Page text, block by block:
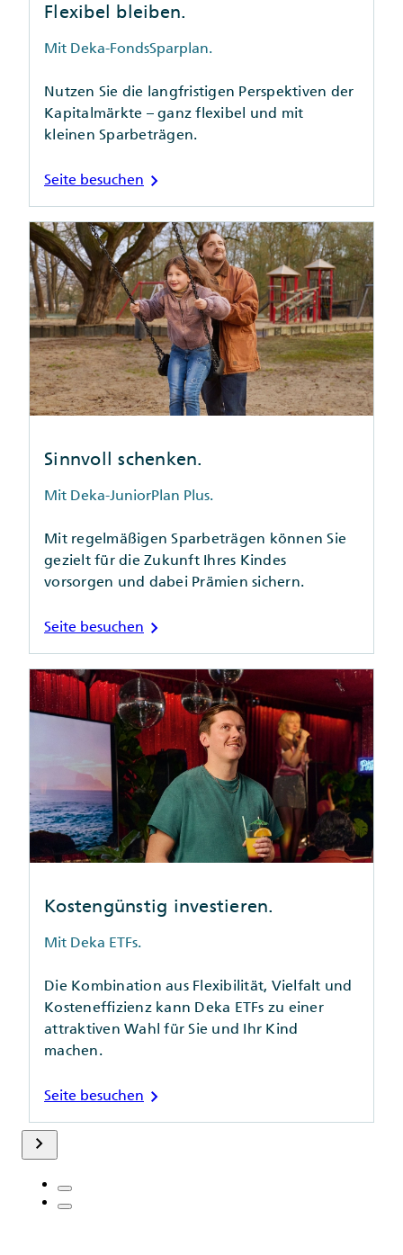
Flexibel bleiben.
Mit Deka-FondsSparplan.
Nutzen Sie die langfristigen Perspektiven der
Kapitalmärkte – ganz flexibel und mit
kleinen Sparbeträgen.
Seite besuchen chevron_right
Sinnvoll schenken.
Mit Deka-JuniorPlan Plus.
Mit regelmäßigen Sparbeträgen können Sie
gezielt für die Zukunft Ihres Kindes
vorsorgen und dabei Prämien sichern.
Seite besuchen chevron_right
Kostengünstig investieren.
Mit Deka ETFs.
Die Kombination aus Flexibilität, Vielfalt und
Kosteneffizienz kann Deka ETFs zu einer
attraktiven Wahl für Sie und Ihr Kind
machen.
Seite besuchen chevron_right
keyboard_arrow_right